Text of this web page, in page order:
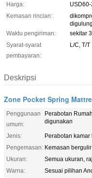
Harga:
Kemasan rincian:
digulung
Waktu pengiriman:
sekitar
Syarat-syarat
pembayaran:
L/C, T/T
Deskripsi
Zone Pocket Spring
Penggunaan
umum:
Perabotan
digunakan
Jenis:
Perabotan kamar
Pengemasan: Kemasan
Ukuran:
Semua ukuran,
Warna:
Sesuai pilihan